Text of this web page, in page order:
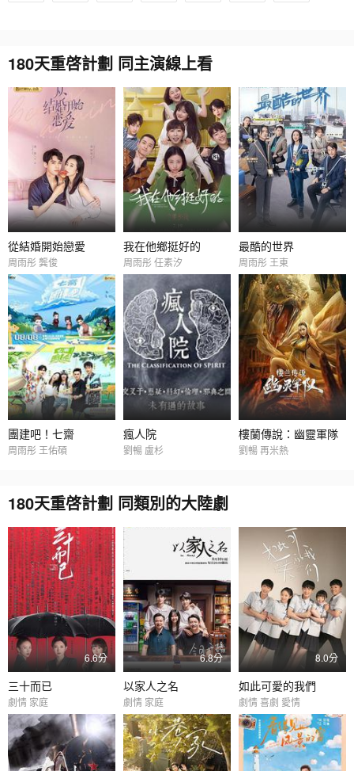
180天重啓計劃 同主演線上看
從結婚開始戀愛
周雨彤 龔俊
我在他鄉挺好的
周雨彤 任素汐
最酷的世界
周雨彤 王東
團建吧！七齋
周雨彤 王佑碩
瘋人院
劉暢 盧杉
樓蘭傳說：幽靈軍隊
劉暢 再米熱
180天重啓計劃 同類別的大陸劇
6.6分
三十而已
劇情 家庭
6.8分
以家人之名
劇情 家庭
8.0分
如此可愛的我們
劇情 喜劇 愛情